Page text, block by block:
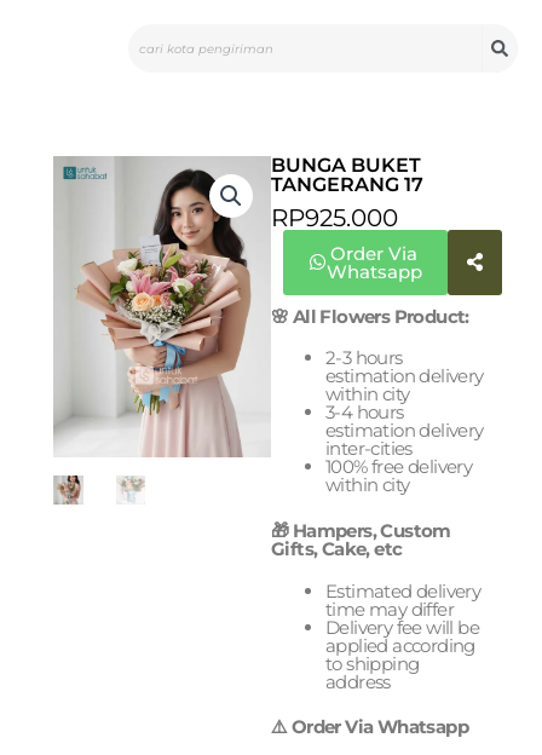
BUNGA BUKET
TANGERANG 17
RP925.000
Order Via
Whatsapp
🌸 All Flowers Product:
2-3 hours
estimation delivery
within city
3-4 hours
estimation delivery
inter-cities
100% free delivery
within city
🎁 Hampers, Custom
Gifts, Cake, etc
Estimated delivery
time may differ
Delivery fee will be
applied according
to shipping
address
⚠️ Order Via Whatsapp